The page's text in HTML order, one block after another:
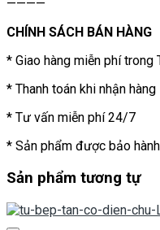
————
CHÍNH SÁCH BÁN HÀNG
* Giao hàng miễn phí trong
* Thanh toán khi nhận hàng
* Tư vấn miễn phí 24/7
* Sản phẩm được bảo
Sản phẩm tương tự